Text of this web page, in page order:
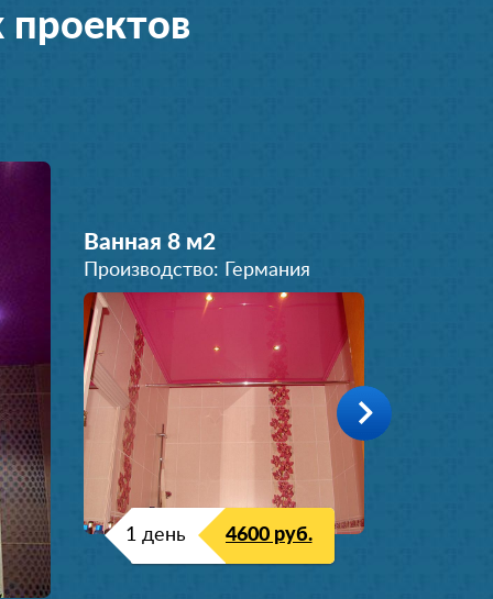
проектов
Ванная 8 м2
Производство: Германия
1 день 4600 руб.